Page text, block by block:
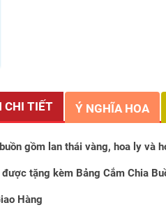
CHI TIẾT Ý NGHĨA HOA
gồm lan thái vàng, hoa ly và
được tặng kèm Bảng Cắm Chia
Hàng